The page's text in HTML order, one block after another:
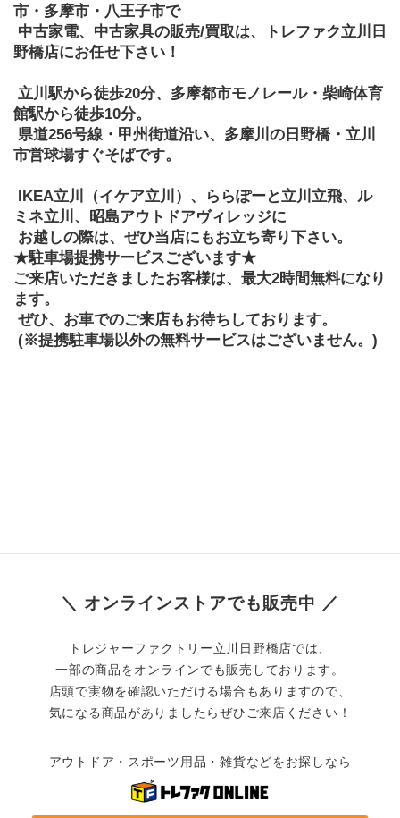
市・多摩市・八王子市で
野橋店にお任せ下さい！
館駅から徒歩10分。
市営球場すぐそばです。
ミネ立川、昭島アウトドアヴィレッジに
お越しの際は、ぜひ当店にもお立ち寄り下さい。
★駐車場提携サービスございます★
ご来店いただきましたお客様は、最大2時間無料になり
ます。
ぜひ、お車でのご来店もお待ちしております。
(※提携駐車場以外の無料サービスはございません。)
＼ オンラインストアでも販売中 ／
トレジャーファクトリー立川日野橋店では、
一部の商品をオンラインでも販売しております。
店頭で実物を確認いただける場合もありますので、
気になる商品がありましたらぜひご来店ください！
アウトドア・スポーツ用品・雑貨などをお探しなら